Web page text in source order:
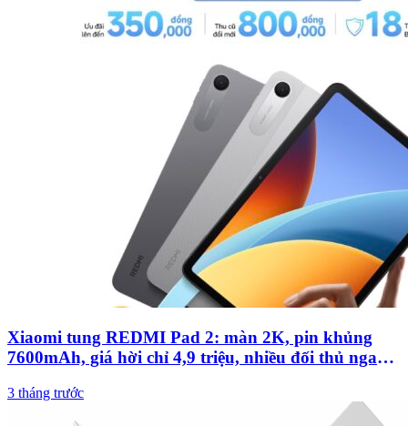
Xiaomi tung REDMI Pad 2: màn 2K, pin khủng
7600mAh, giá hời chỉ 4,9 triệu, nhiều đối thủ ngao
3 tháng trước